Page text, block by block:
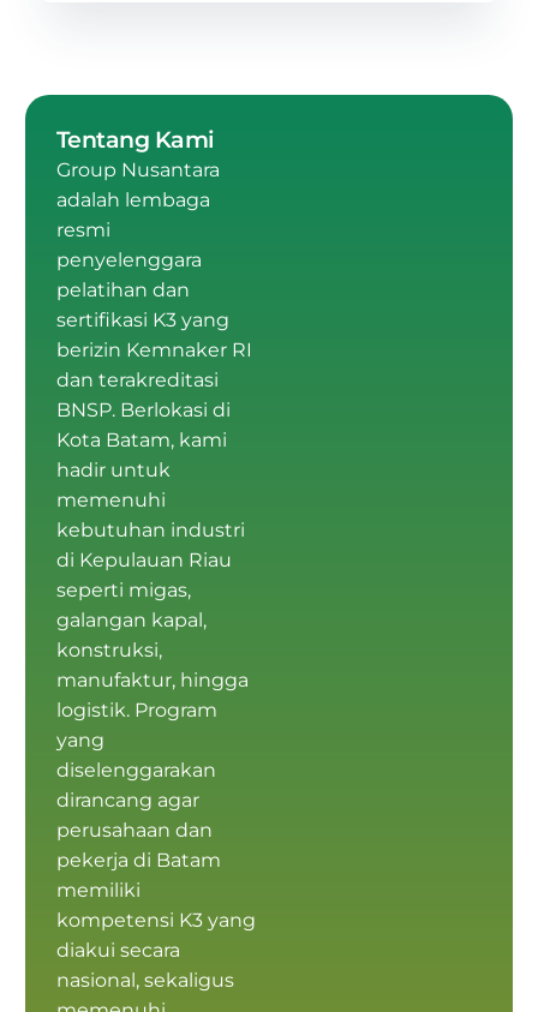
Tentang Kami
Group Nusantara
adalah lembaga
resmi
penyelenggara
pelatihan dan
sertifikasi K3 yang
berizin Kemnaker RI
dan terakreditasi
BNSP. Berlokasi di
Kota Batam, kami
hadir untuk
memenuhi
kebutuhan industri
di Kepulauan Riau
seperti migas,
galangan kapal,
konstruksi,
manufaktur, hingga
logistik. Program
yang
diselenggarakan
dirancang agar
perusahaan dan
pekerja di Batam
memiliki
kompetensi K3 yang
diakui secara
nasional, sekaligus